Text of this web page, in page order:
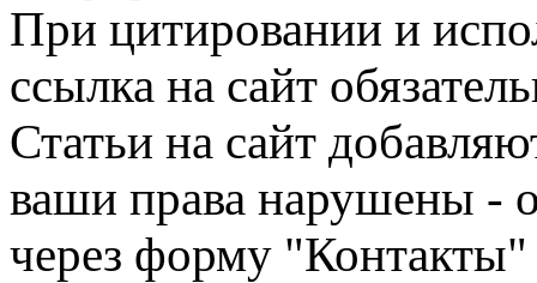
При цитировании и
ссылка на сайт
Статьи на сайт
ваши права нарушены -
через форму "Контакты"